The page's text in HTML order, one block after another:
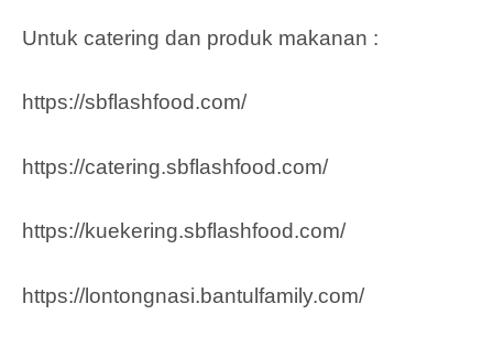
Untuk catering dan produk makanan :
https://sbflashfood.com/
https://catering.sbflashfood.com/
https://kuekering.sbflashfood.com/
https://lontongnasi.bantulfamily.com/